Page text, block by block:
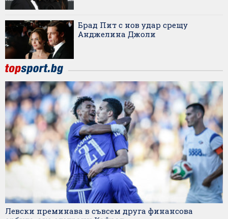
Брад Пит с нов удар срещу
Анджелина Джоли
Левски преминава в съвсем друга финансова